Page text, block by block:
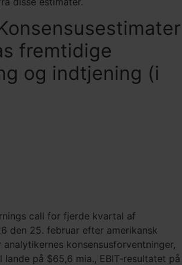
fremtidige
og indtjening (i
call for fjerde kvartal af
den 25. februar efter amerikansk
analytikernes konsensusforventninger,
på $65,6 mia., EBIT-resultatet på